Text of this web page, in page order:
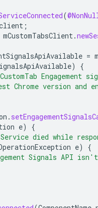
(
;
mCustomTabsClient.
=
)
{
Chrome version and
.
e)
{
died while
e)
{
Signals API